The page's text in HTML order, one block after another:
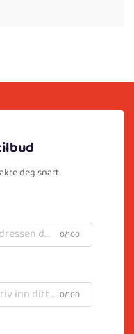
deg snart.
0/100
0/100